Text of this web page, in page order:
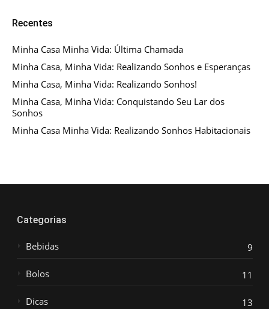
Recentes
Minha Casa Minha Vida: Última Chamada
Minha Casa, Minha Vida: Realizando Sonhos e Esperanças
Minha Casa, Minha Vida: Realizando Sonhos!
Minha Casa, Minha Vida: Conquistando Seu Lar dos
Sonhos
Minha Casa Minha Vida: Realizando Sonhos Habitacionais
Categorias
Bebidas 9
Bolos 11
Dicas 13